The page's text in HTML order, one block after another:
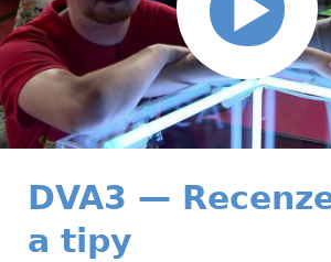
DVA3 —
a tipy